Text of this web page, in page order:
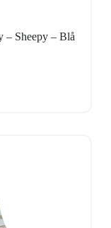
– Sheepy – Blå